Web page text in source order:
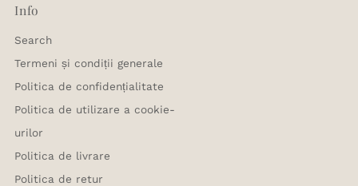
Info
Search
Termeni și condiții generale
Politica de confidențialitate
Politica de utilizare a cookie-
urilor
Politica de livrare
Politica de retur